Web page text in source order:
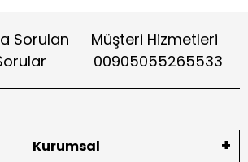
Sorulan
Müşteri Hizmetleri
00905055265533
Kurumsal